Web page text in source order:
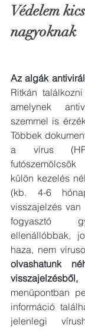
Védelem
nagyoknak
Ritkán
amelynek
szemmel is
Többek
a vírus
külön kezelés
(kb. 4-6
visszajelzés
fogyasztó
ellenállóbbak,
haza, nem
olvashatunk
menüpontban
információ